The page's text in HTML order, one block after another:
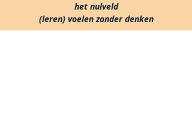
het nulveld
(leren) voelen zonder denken